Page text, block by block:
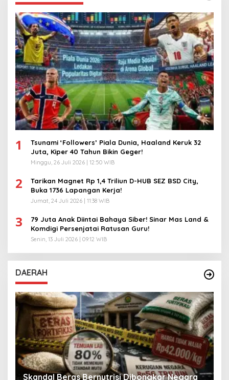
1
Tsunami ‘Followers’ Piala Dunia, Haaland Keruk 32
Juta, Kiper 40 Tahun Bikin Geger!
Minggu, 26 Juli 2026 | 12:50 WIB
2
Tarikan Magnet Rp 1,4 Triliun D-HUB SEZ BSD City,
Buka 1736 Lapangan Kerja!
Jumat, 24 Juli 2026 | 11:38 WIB
3
79 Juta Anak Diintai Bahaya Siber! Sinar Mas Land &
Komdigi Persenjatai Ratusan Guru!
Senin, 13 Juli 2026 | 09:12 WIB
DAERAH
Skandal Beras Bernutrisi Dibongkar Negara